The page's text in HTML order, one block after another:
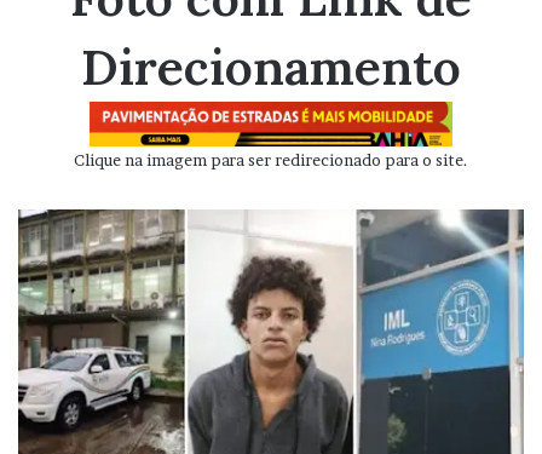
Direcionamento
Clique na imagem para ser redirecionado para o site.